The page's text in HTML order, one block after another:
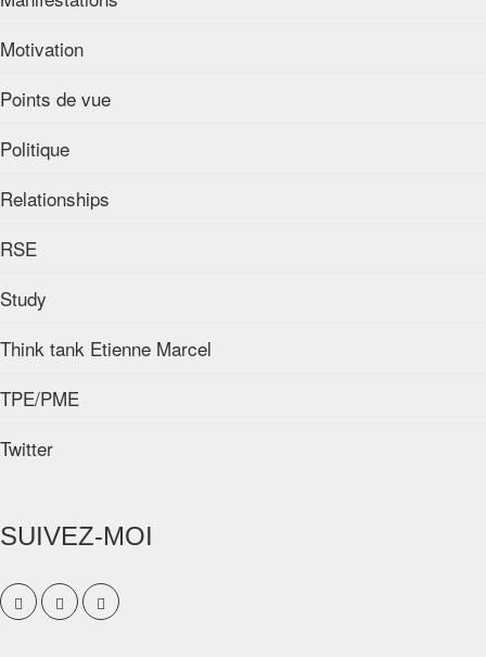
Motivation
Points de vue
Politique
Relationships
RSE
Study
Think tank Etienne Marcel
TPE/PME
Twitter
SUIVEZ-MOI